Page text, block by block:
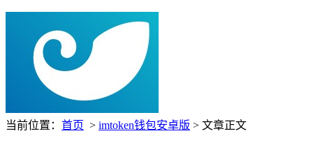
当前位置： 首页 > imtoken钱包安卓版 > 文章正文